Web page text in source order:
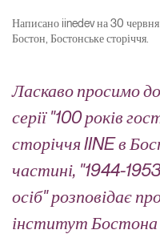
Написано iinedevна30
Бостон Бостонське сторіччя
Ласкаво просимо
серії "100 років
сторіччя IINE в
частині, "1944-
осіб" розповідає
інститут